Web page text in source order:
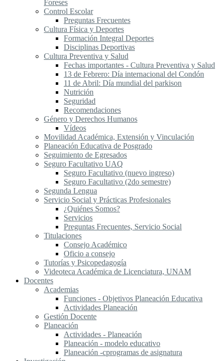
Foreses
Control Escolar
Preguntas Frecuentes
Cultura Física y Deportes
Formación Integral Deportes
Disciplinas Deportivas
Cultura Preventiva y Salud
Fechas importantes - Cultura Preventiva y Salud
13 de Febrero: Día internacional del Condón
11 de Abril: Día mundial del parkison
Nutrición
Seguridad
Recomendaciones
Género y Derechos Humanos
Vídeos
Movilidad Académica, Extensión y Vinculación
Planeación Educativa de Posgrado
Seguimiento de Egresados
Seguro Facultativo UAQ
Seguro Facultativo (nuevo ingreso)
Seguro Facultativo (2do semestre)
Segunda Lengua
S​ervicio Social y Prácticas Profesionales
¿Quiénes Somos?
Servicios
Preguntas Frecuentes, Servicio Social
Titulaciones
Consejo Académico
Oficio a consejo
Tutorías y Psicopedagogía
Videoteca Académica de Licenciatura, UNAM
Docentes
Academias
Funciones - Objetivos Planeación Educativa
Actividades Planeación
Gestión Docente
Planeación
Actividades - Planeación
Planeación - modelo educativo
Planeación -cprogramas de asignatura